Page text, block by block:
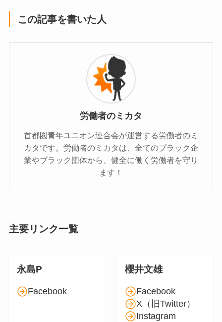
この記事を書いた人
労働者のミカタ
首都圏青年ユニオン連合会が運営する労働者のミ
カタです。労働者のミカタは、全てのブラック企
業やブラック団体から、健全に働く労働者を守り
ます！
主要リンク一覧
永島P
Facebook
櫻井文雄
Facebook
X（旧Twitter）
Instagram